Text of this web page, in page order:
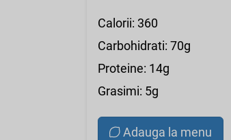
Calorii: 360
Carbohidrati: 70g
Proteine: 14g
Grasimi: 5g
Adauga la menu